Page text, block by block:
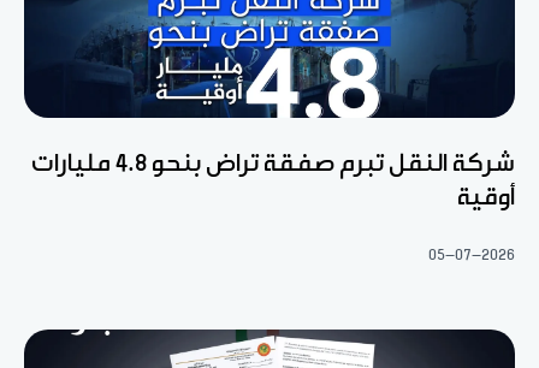
شركة النقل تبرم صفقة تراض بنحو 4.8 مليارات
أوقية
05-07-2026